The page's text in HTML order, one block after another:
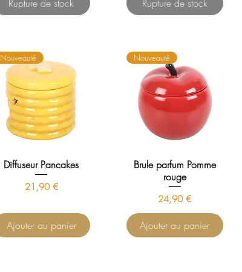
Rupture de stock Rupture de stock
Nouveauté
Diffuseur Pancakes
Prix
21,90 €
Ajouter au panier
Nouveauté
Brule parfum Pomme
rouge
Prix
24,90 €
Ajouter au panier